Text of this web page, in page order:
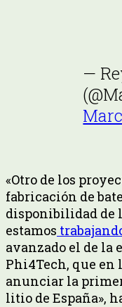
—
«Otro de los
fabricación de
disponibilidad de
estamos
avanzado el de la
Phi4Tech, que en
anunciar la
litio de España»,